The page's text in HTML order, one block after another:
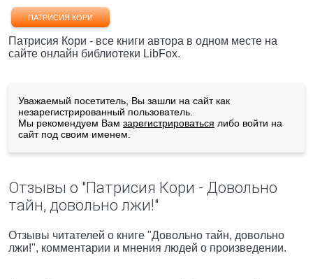
ПАТРИСИЯ КОРИ
Патрисия Кори - все книги автора в одном месте на
сайте онлайн библиотеки LibFox.
Уважаемый посетитель, Вы зашли на сайт как
незарегистрированный пользователь.
Мы рекомендуем Вам зарегистрироваться либо войти на
сайт под своим именем.
Отзывы о "Патрисия Кори - Довольно
тайн, довольно лжи!"
Отзывы читателей о книге "Довольно тайн, довольно
лжи!", комментарии и мнения людей о произведении.